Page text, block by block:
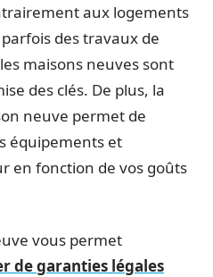
aux logements
des travaux de
maisons neuves sont
des clés. De plus, la
neuve permet de
équipements et
en fonction de vos goûts
vous permet
de garanties légales